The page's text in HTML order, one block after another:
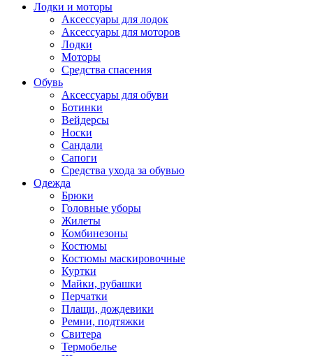
Лодки и моторы
Аксессуары для лодок
Аксессуары для моторов
Лодки
Моторы
Средства спасения
Обувь
Аксессуары для обуви
Ботинки
Вейдерсы
Носки
Сандали
Сапоги
Средства ухода за обувью
Одежда
Брюки
Головные уборы
Жилеты
Комбинезоны
Костюмы
Костюмы маскировочные
Куртки
Майки, рубашки
Перчатки
Плащи, дождевики
Ремни, подтяжки
Свитера
Термобелье